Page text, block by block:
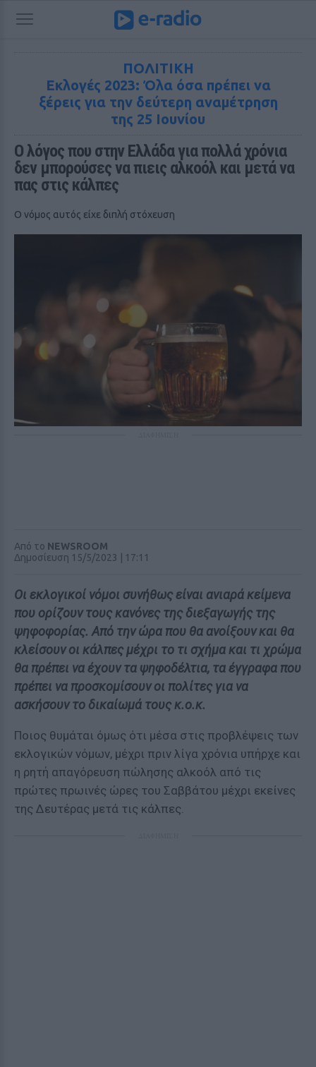
ΠΟΛΙΤΙΚΗ
Εκλογές 2023: Όλα όσα πρέπει να
ξέρεις για την δεύτερη αναμέτρηση
της 25 Ιουνίου
Ο λόγος που στην Ελλάδα για πολλά χρόνια
δεν μπορούσες να πιεις αλκοόλ και μετά να
πας στις κάλπες
Ο νόμος αυτός είχε διπλή στόχευση
Από το NEWSROOM
Δημοσίευση 15/5/2023 | 17:11
Οι εκλογικοί νόμοι συνήθως είναι ανιαρά κείμενα
που ορίζουν τους κανόνες της διεξαγωγής της
ψηφοφορίας. Από την ώρα που θα ανοίξουν και θα
κλείσουν οι κάλπες μέχρι το τι σχήμα και τι χρώμα
θα πρέπει να έχουν τα ψηφοδέλτια, τα έγγραφα που
πρέπει να προσκομίσουν οι πολίτες για να
ασκήσουν το δικαίωμά τους κ.ο.κ.
Ποιος θυμάται όμως ότι μέσα στις προβλέψεις των
εκλογικών νόμων, μέχρι πριν λίγα χρόνια υπήρχε και
η ρητή απαγόρευση πώλησης αλκοόλ από τις
πρώτες πρωινές ώρες του Σαββάτου μέχρι εκείνες
της Δευτέρας μετά τις κάλπες.